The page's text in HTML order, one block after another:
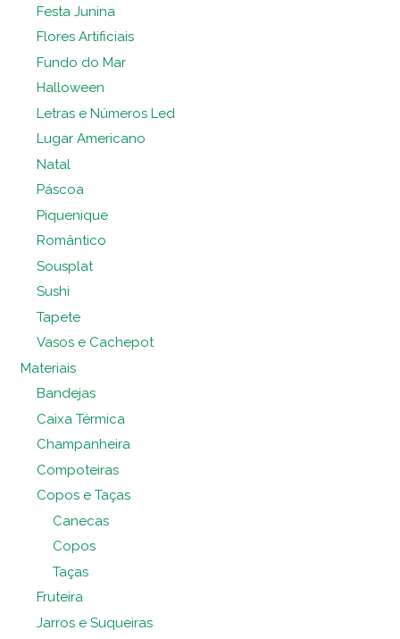
Festa Junina
Flores Artificiais
Fundo do Mar
Halloween
Letras e Números Led
Lugar Americano
Natal
Páscoa
Piquenique
Romântico
Sousplat
Sushi
Tapete
Vasos e Cachepot
Materiais
Bandejas
Caixa Térmica
Champanheira
Compoteiras
Copos e Taças
Canecas
Copos
Taças
Fruteira
Jarros e Suqueiras